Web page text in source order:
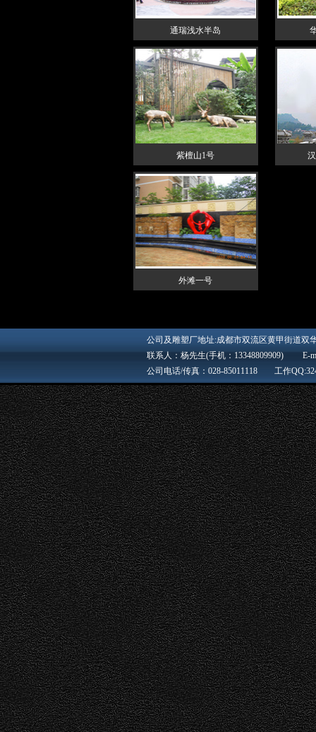
通瑞浅水半岛
紫檀山1号
外滩一号
公司及雕塑厂地址:成都市双流区黄甲街道双
联系人：杨先生(手机：13348809909) E-mil
公司电话/传真：028-85011118 工作